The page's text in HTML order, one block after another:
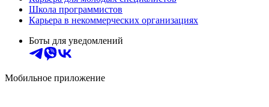
Школа программистов
Карьера в некоммерческих организациях
Боты для уведомлений
Мобильное приложение